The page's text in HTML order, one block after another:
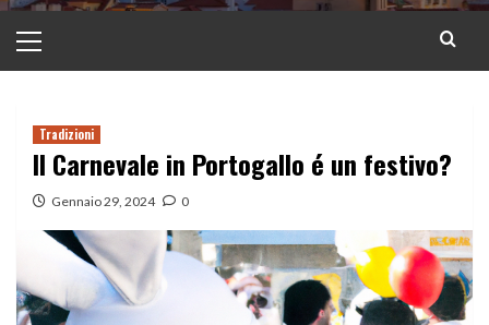
principale
Tradizioni
Il Carnevale in Portogallo é un festivo?
Gennaio 29, 2024 0